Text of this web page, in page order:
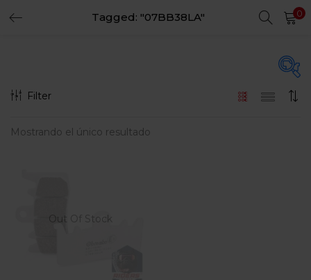
Tagged: "07BB38LA" 0
En oferta
Filter
Mostrando el único resultado
Out Of Stock
LOGIN REGISTER
Remember me